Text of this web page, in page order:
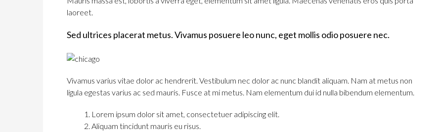
laoreet.
Sed ultrices placerat metus. Vivamus posuere leo nunc, eget mollis odio posuere nec.
Vivamus varius vitae dolor ac hendrerit. Vestibulum nec dolor ac nunc blandit aliquam. Nam at metus non
ligula egestas varius ac sed mauris. Fusce at mi metus. Nam elementum dui id nulla bibendum elementum.
Lorem ipsum dolor sit amet, consectetuer adipiscing elit.
Aliquam tincidunt mauris eu risus.